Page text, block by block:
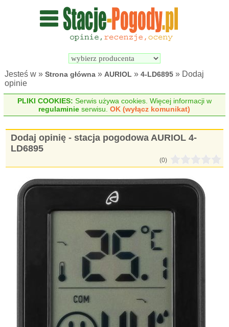
Wyszukiwarka
pogodowych
Jesteś w »Strona główna » AURIOL »4-LD6895 » Dodaj
opinie
PLIKI COOKIES: Serwis używa cookies. Więcej informacji w
regulaminie serwisu.OK (wyłącz komunikat)
Dodaj opinię - stacja pogodowa AURIOL 4-
LD6895
(0)